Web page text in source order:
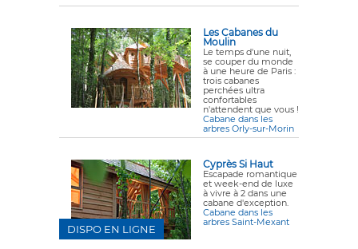
Les Cabanes du
Moulin
Le temps d'une nuit,
se couper du monde
à une heure de Paris :
trois cabanes
perchées ultra
confortables
n'attendent que vous !
Cabane dans les
arbres Orly-sur-Morin
Cyprès Si Haut
Escapade romantique
et week-end de luxe
à vivre à 2 dans une
cabane d'exception.
Cabane dans les
arbres Saint-Mexant
DISPO EN LIGNE